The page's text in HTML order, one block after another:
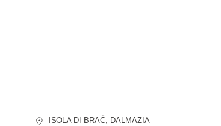
ISOLA DI BRAČ, DALMAZIA